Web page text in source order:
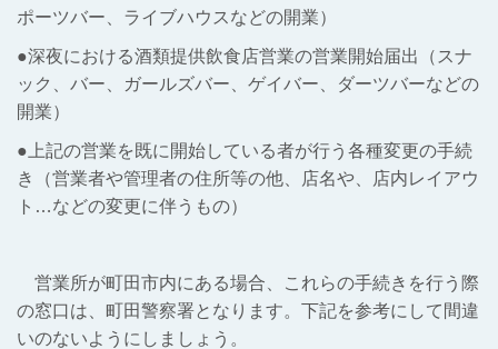
ポーツバー、ライブハウスなどの開業）
●深夜における酒類提供飲食店営業の営業開始届出（スナ
ック、バー、ガールズバー、ゲイバー、ダーツバーなどの
開業）
●上記の営業を既に開始している者が行う各種変更の手続
き（営業者や管理者の住所等の他、店名や、店内レイアウ
ト…などの変更に伴うもの）
営業所が町田市内にある場合、これらの手続きを行う際
の窓口は、町田警察署となります。下記を参考にして間違
いのないようにしましょう。